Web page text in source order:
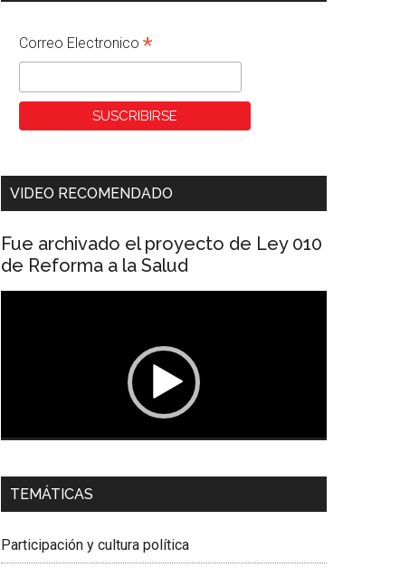
Correo Electronico *
VIDEO RECOMENDADO
Fue archivado el proyecto de Ley 010
de Reforma a la Salud
Dra. Carolina Corcho Mejía,
Latinoamericana Sur, Vicepresidenta Federación
TEMÁTICAS
Participación y cultura política